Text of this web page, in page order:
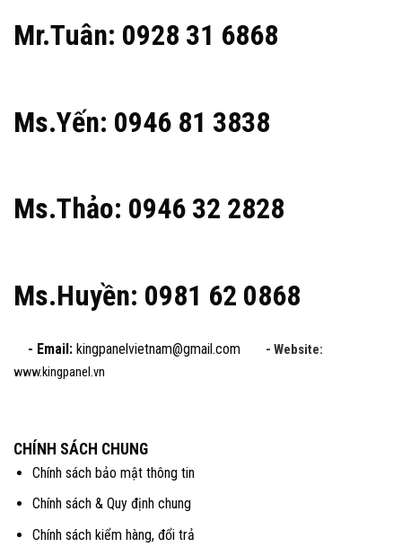
Mr.Tuân: 0928 31 6868
Ms.Yến: 0946 81 3838
Ms.Thảo: 0946 32 2828
Ms.Huyền: 0981 62 0868
- Email: kingpanelvietnam@gmail.com - Website:
www.kingpanel.vn
CHÍNH SÁCH CHUNG
Chính sách bảo mật thông tin
Chính sách & Quy định chung
Chính sách kiểm hàng, đổi trả